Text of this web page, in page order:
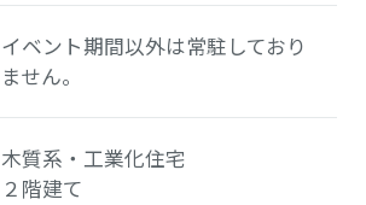
イベント期間以外は常駐しており
ません。
木質系・工業化住宅
２階建て